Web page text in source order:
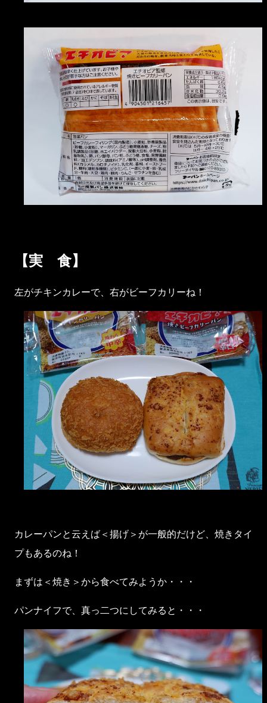
【実 食】
左がチキンカレーで、右がビーフカリーね！
カレーパンと云えば＜揚げ＞が一般的だけど、焼きタイ
プもあるのね！
まずは＜焼き＞から食べてみようか・・・
パンナイフで、真っ二つにしてみると・・・